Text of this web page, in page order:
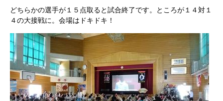
どちらかの選手が１５点取ると試合終了です。ところが１４対１
４の大接戦に。会場はドキドキ！